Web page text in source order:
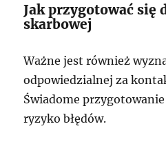
Jak przygotować się
skarbowej
Ważne jest również
odpowiedzialnej za
Świadome
ryzyko błędów.